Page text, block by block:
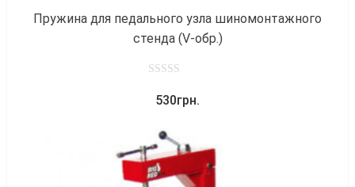
Пружина для педального узла шиномонтажного
стенда (V-обр.)
out
530грн.